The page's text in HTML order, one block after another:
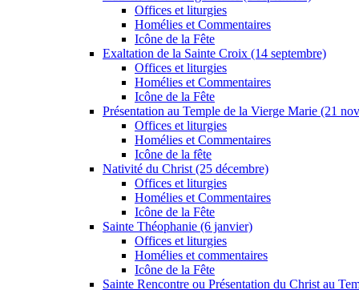
Offices et liturgies
Homélies et Commentaires
Icône de la Fête
Exaltation de la Sainte Croix (14 septembre)
Offices et liturgies
Homélies et Commentaires
Icône de la Fête
Présentation au Temple de la Vierge Marie (21
Offices et liturgies
Homélies et Commentaires
Icône de la fête
Nativité du Christ (25 décembre)
Offices et liturgies
Homélies et Commentaires
Icône de la Fête
Sainte Théophanie (6 janvier)
Offices et liturgies
Homélies et commentaires
Icône de la Fête
Sainte Rencontre ou Présentation du Christ au